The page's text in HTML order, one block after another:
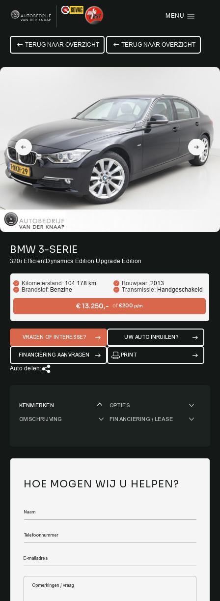
MENU
Menu items
HOME
VACATURE
VERKOCHT
CONTACT
TERUG NAAR OVERZICHT TERUG NAAR OVERZICHT
BMW 3-SERIE
320i EfficientDynamics Edition Upgrade Edition
Kilometerstand: 104.178 km Bouwjaar: 2013
Brandstof: Benzine Transmissie: Handgeschakeld
€ 13.250,- of€200p/m
VRAGEN OF INTERESSE? UW AUTO INRUILEN?
FINANCIERING AANVRAGEN PRINT
Auto delen:
KENMERKEN
OPTIES
OMSCHRIJVING
FINANCIERING / LEASE
HOE MOGEN WIJ U HELPEN?